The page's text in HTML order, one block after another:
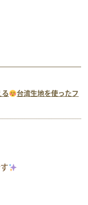
る
台湾生地を使ったフ